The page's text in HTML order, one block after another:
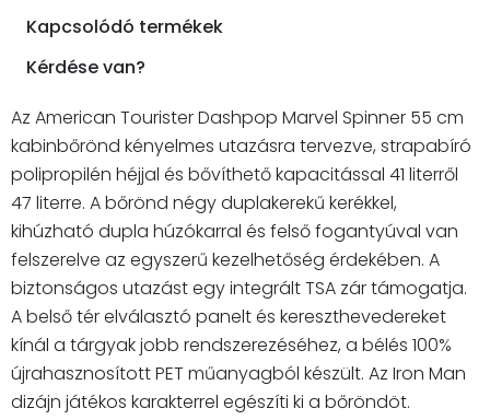
Kapcsolódó termékek
Kérdése van?
Az American Tourister Dashpop Marvel Spinner 55 cm
kabinbőrönd kényelmes utazásra tervezve, strapabíró
polipropilén héjjal és bővíthető kapacitással 41 literről
47 literre. A bőrönd négy duplakerekű kerékkel,
kihúzható dupla húzókarral és felső fogantyúval van
felszerelve az egyszerű kezelhetőség érdekében. A
biztonságos utazást egy integrált TSA zár támogatja.
A belső tér elválasztó panelt és kereszthevedereket
kínál a tárgyak jobb rendszerezéséhez, a bélés 100%
újrahasznosított PET műanyagból készült. Az Iron Man
dizájn játékos karakterrel egészíti ki a bőröndöt.